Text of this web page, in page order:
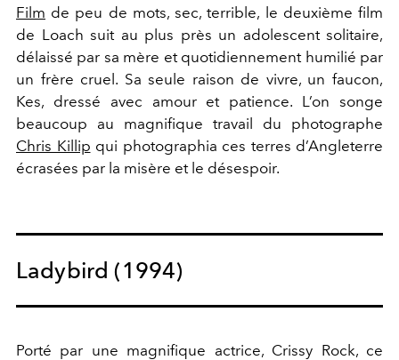
Film de peu de mots, sec, terrible, le deuxième film
de Loach suit au plus près un adolescent solitaire,
délaissé par sa mère et quotidiennement humilié par
un frère cruel. Sa seule raison de vivre, un faucon,
Kes, dressé avec amour et patience. L’on songe
beaucoup au magnifique travail du photographe
Chris Killip qui photographia ces terres d’Angleterre
écrasées par la misère et le désespoir.
Ladybird (1994)
Porté par une magnifique actrice, Crissy Rock, ce